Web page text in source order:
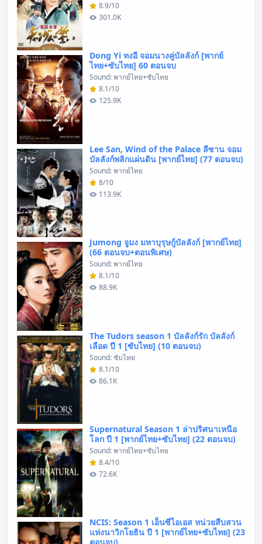
8.9/10
301.0K
Dong Yi ทงอี จอมนางคู่บัลลังก์ [พากย์
ไทย+ซับไทย] 60 ตอนจบ
Sound: พากย์ไทย+ซับไทย
8.1/10
125.9K
Lee San, Wind of the Palace ลีซาน จอม
บัลลังก์พลิกแผ่นดิน [พากย์ไทย] (77 ตอนจบ)
Sound: พากย์ไทย
8/10
113.9K
Jumong จูมง มหาบุรุษกู้บัลลังก์ [พากย์ไทย]
(66 ตอนจบ+ตอนพิเศษ)
Sound: พากย์ไทย
8.1/10
88.9K
The Tudors season 1 บัลลังก์รัก บัลลังก์
เลือด ปี 1 [ซับไทย] (10 ตอนจบ)
Sound: ซับไทย
8.1/10
86.1K
Supernatural Season 1 ล่าปริศนาเหนือ
โลก ปี 1 [พากย์ไทย+ซับไทย] (22 ตอนจบ)
Sound: พากย์ไทย+ซับไทย
8.4/10
72.6K
NCIS: Season 1 เอ็นซีไอเอส หน่วยสืบสวน
แห่งนาวิกโยธิน ปี 1 [พากย์ไทย+ซับไทย] (23